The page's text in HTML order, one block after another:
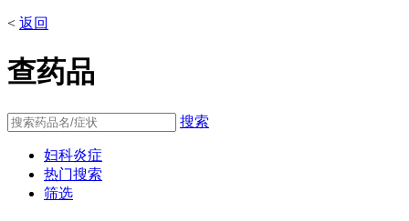
< 返回
查药品
搜索
妇科炎症
热门搜索
筛选